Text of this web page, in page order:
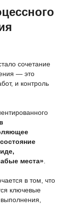
сочетание
— это
и контроль
места»
в том, что
ключевые